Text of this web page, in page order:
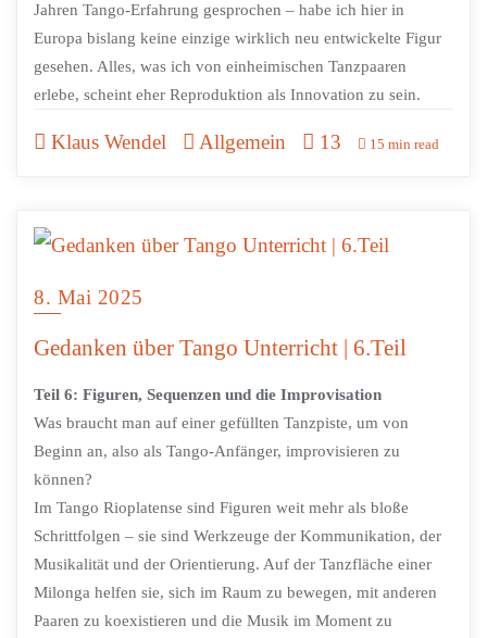
Jahren Tango-Erfahrung gesprochen – habe ich hier in
Europa bislang keine einzige wirklich neu entwickelte Figur
gesehen. Alles, was ich von einheimischen Tanzpaaren
erlebe, scheint eher Reproduktion als Innovation zu sein.
Klaus Wendel Allgemein 13 15 min read
8. Mai 2025
Gedanken über Tango Unterricht | 6.Teil
Teil 6: Figuren, Sequenzen und die Improvisation
Was braucht man auf einer gefüllten Tanzpiste, um von
Beginn an, also als Tango-Anfänger, improvisieren zu
können?
Im Tango Rioplatense sind Figuren weit mehr als bloße
Schrittfolgen – sie sind Werkzeuge der Kommunikation, der
Musikalität und der Orientierung. Auf der Tanzfläche einer
Milonga helfen sie, sich im Raum zu bewegen, mit anderen
Paaren zu koexistieren und die Musik im Moment zu